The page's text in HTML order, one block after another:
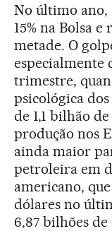
No último ano,
15% na Bolsa
metade. O
especialmente
trimestre,
psicológica
de 1,1 bilhão
produção nos
ainda maior
petroleira em
americano,
dólares no
6,87 bilhões de